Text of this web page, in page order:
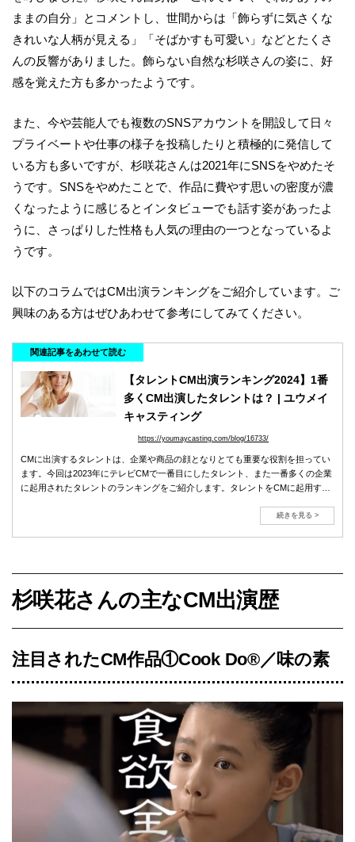
ままの自分」とコメントし、世間からは「飾らずに気さくな
きれいな人柄が見える」「そばかすも可愛い」などとたくさ
んの反響がありました。飾らない自然な杉咲さんの姿に、好
感を覚えた方も多かったようです。
また、今や芸能人でも複数のSNSアカウントを開設して日々
プライベートや仕事の様子を投稿したりと積極的に発信して
いる方も多いですが、杉咲花さんは2021年にSNSをやめたそ
うです。SNSをやめたことで、作品に費やす思いの密度が濃
くなったように感じるとインタビューでも話す姿があったよ
うに、さっぱりした性格も人気の理由の一つとなっているよ
うです。
以下のコラムではCM出演ランキングをご紹介しています。ご
興味のある方はぜひあわせて参考にしてみてください。
関連記事をあわせて読む
【タレントCM出演ランキング2024】1番
多くCM出演したタレントは？ | ユウメイ
キャスティング
https://youmaycasting.com/blog/16733/
CMに出演するタレントは、企業や商品の顔となりとても重要な役割を担ってい
ます。今回は2023年にテレビCMで一番目にしたタレント、また一番多くの企業
に起用されたタレントのランキングをご紹介します。タレントをCMに起用する
続きを見る >
杉咲花さんの主なCM出演歴
注目されたCM作品①Cook Do®／味の素